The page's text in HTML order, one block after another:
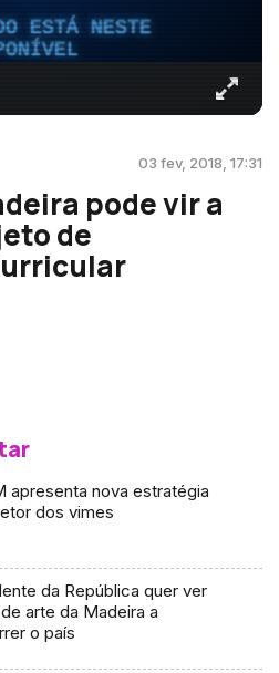
ESTÁ NESTE
03 fev, 2018, 17:31
pode vir a
de
apresenta nova estratégia
dos vimes
da República quer ver
arte da Madeira a
o país